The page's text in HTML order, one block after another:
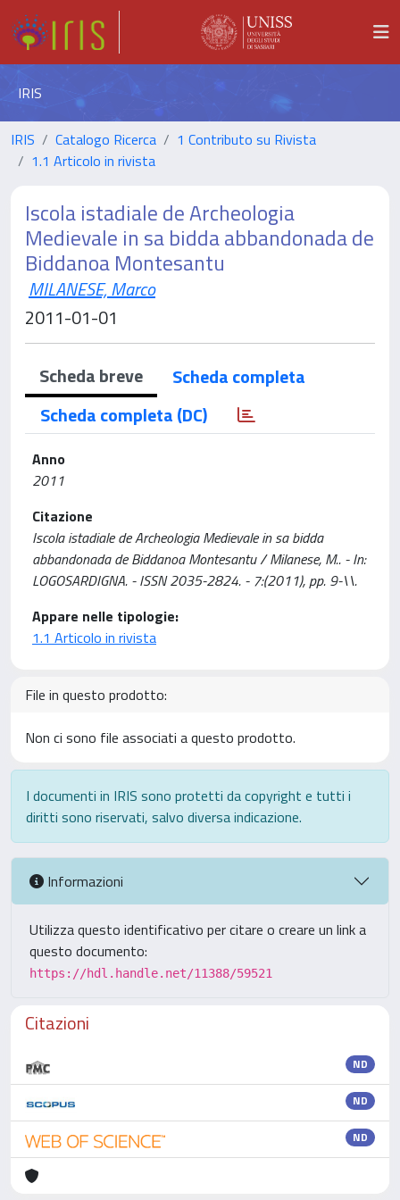
IRIS
IRIS Catalogo Ricerca
1 Contributo su Rivista
1.1 Articolo in rivista
Iscola istadiale de Archeologia
Medievale in sa bidda abbandonada de
Biddanoa Montesantu
MILANESE, Marco
2011-01-01
Scheda breve
Scheda completa
Scheda completa (DC)
Anno
2011
Citazione
Iscola istadiale de Archeologia Medievale in sa bidda
abbandonada de Biddanoa Montesantu / Milanese, M.. - In:
LOGOSARDIGNA. - ISSN 2035-2824. - 7:(2011), pp. 9-\\.
Appare nelle tipologie:
1.1 Articolo in rivista
File in questo prodotto:
Non ci sono file associati a questo prodotto.
I documenti in IRIS sono protetti da copyright e tutti i
diritti sono riservati, salvo diversa indicazione.
Informazioni
Utilizza questo identificativo per citare o creare un link a
questo documento:
https://hdl.handle.net/11388/59521
Citazioni
ND
ND
ND